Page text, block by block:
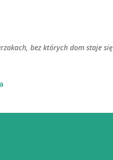
bez których dom staje się